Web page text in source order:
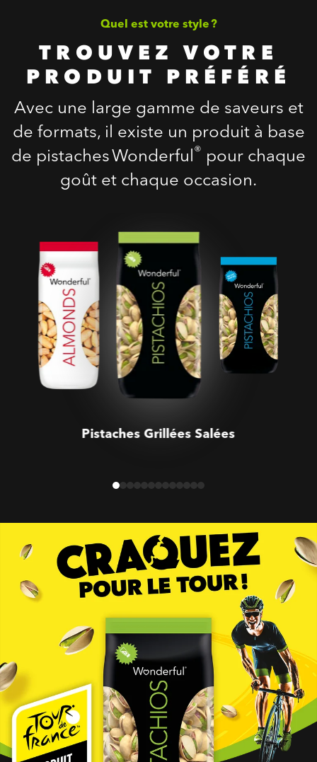
Quel est votre style ?
TROUVEZ VOTRE
PRODUIT PRÉFÉRÉ
Avec une large gamme de saveurs et
de formats, il existe un produit à base
de pistaches Wonderful® pour chaque
goût et chaque occasion.
Pistaches Grillées Salées
Pistaches Grillées Salées